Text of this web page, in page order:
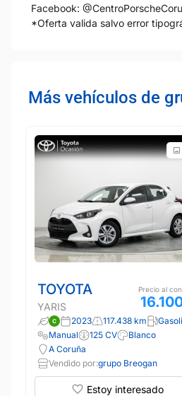
Facebook:
*Oferta valida salvo error
Más vehículos de
TOYOTA
YARIS
Precio al
2023 117.438 km
Manual
125 CV
Blanco
A Coruña
Vendido por:grupo Breogan
Estoy interesado